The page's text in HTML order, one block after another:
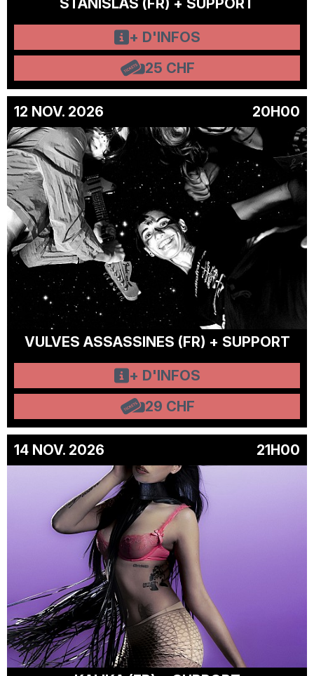
STANISLAS (FR) + SUPPORT
+ D'INFOS
25 CHF
12 NOV. 2026 20H00
VULVES ASSASSINES (FR) + SUPPORT
+ D'INFOS
29 CHF
14 NOV. 2026 21H00